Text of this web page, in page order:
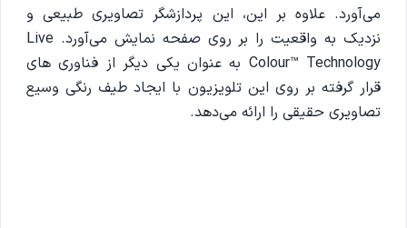
می‌آورد. علاوه بر این، این پردازشگر تصاویری طبیعی و
نزدیک به واقعیت را بر روی صفحه نمایش می‌آورد. Live
Colour™ Technology به عنوان یکی دیگر از فناوری های
قرار گرفته بر روی این تلویزیون با ایجاد طیف رنگی وسیع
تصاویری حقیقی را ارائه می‌دهد.